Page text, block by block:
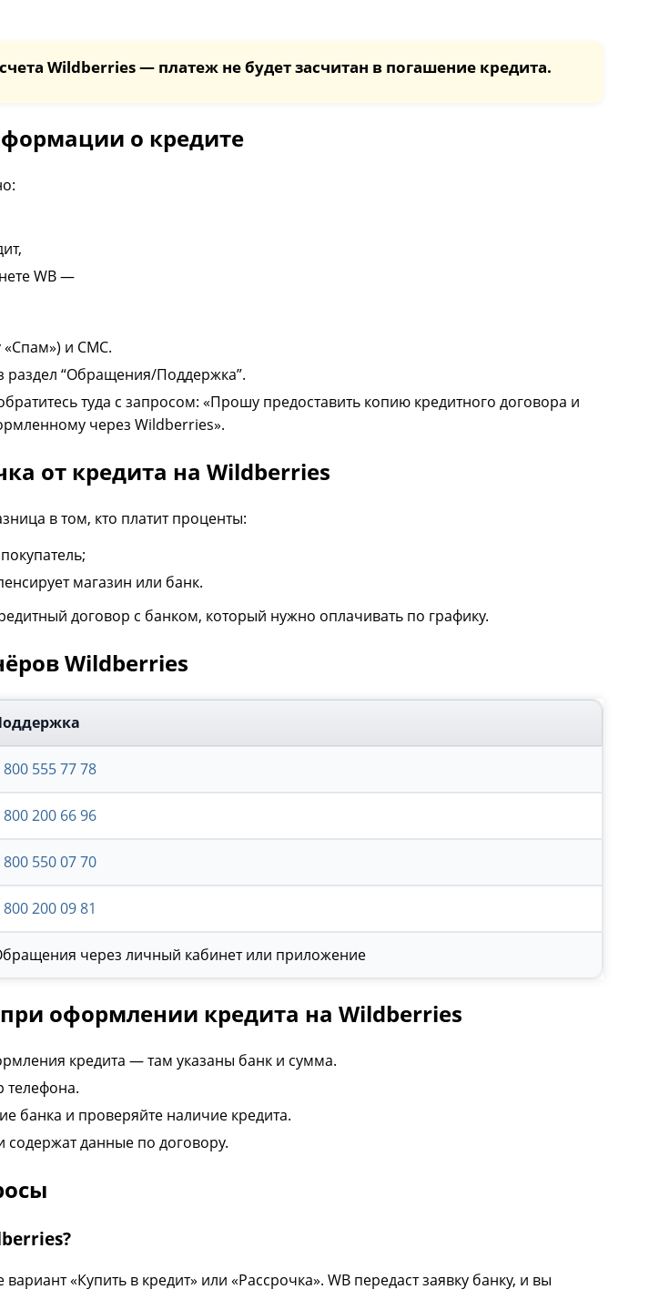
Wildberries — платеж не будет засчитан в погашение кредита.
о кредите
WB —
«Спам») и СМС.
раздел “Обращения/Поддержка”.
туда с запросом: «Прошу предоставить копию кредитного договора и
через Wildberries».
от кредита на Wildberries
в том, кто платит проценты:
магазин или банк.
договор с банком, который нужно оплачивать по графику.
Wildberries
800 555 77 78
800 200 66 96
800 550 07 70
800 200 09 81
через личный кабинет или приложение
оформлении кредита на Wildberries
кредита — там указаны банк и сумма.
телефона.
банка и проверяйте наличие кредита.
данные по договору.
«Купить в кредит» или «Рассрочка». WB передаст заявку банку, и вы